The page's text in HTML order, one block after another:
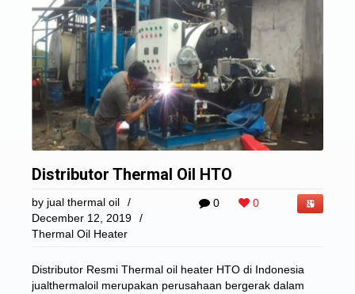
Distributor Thermal Oil HTO
0 0
by jual thermal oil
/
December 12, 2019
/
Thermal Oil Heater
Distributor Resmi Thermal oil heater HTO di Indonesia
jualthermaloil merupakan perusahaan bergerak dalam